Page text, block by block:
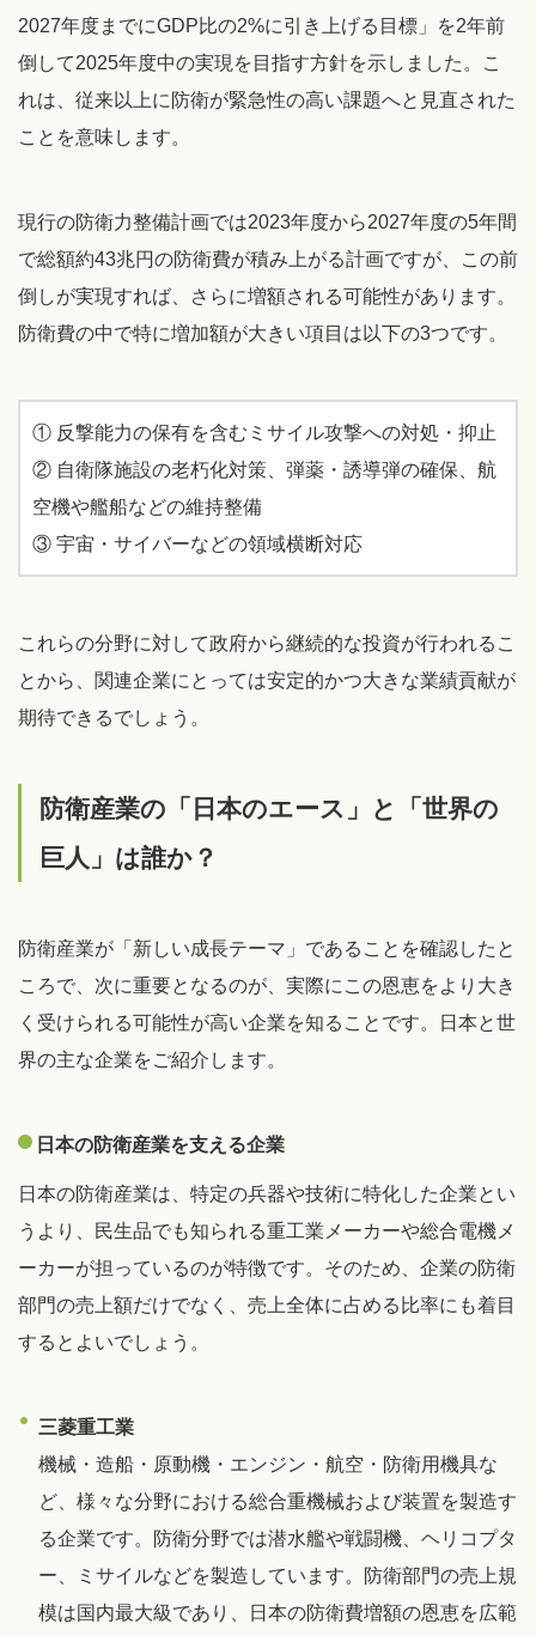
2027年度までにGDP比の2%に引き上げる目標」を2年前
倒して2025年度中の実現を目指す方針を示しました。こ
れは、従来以上に防衛が緊急性の高い課題へと見直された
ことを意味します。
現行の防衛力整備計画では2023年度から2027年度の5年間
で総額約43兆円の防衛費が積み上がる計画ですが、この前
倒しが実現すれば、さらに増額される可能性があります。
防衛費の中で特に増加額が大きい項目は以下の3つです。
① 反撃能力の保有を含むミサイル攻撃への対処・抑止
② 自衛隊施設の老朽化対策、弾薬・誘導弾の確保、航
空機や艦船などの維持整備
③ 宇宙・サイバーなどの領域横断対応
これらの分野に対して政府から継続的な投資が行われるこ
とから、関連企業にとっては安定的かつ大きな業績貢献が
期待できるでしょう。
防衛産業の「日本のエース」と「世界の
巨人」は誰か？
防衛産業が「新しい成長テーマ」であることを確認したと
ころで、次に重要となるのが、実際にこの恩恵をより大き
く受けられる可能性が高い企業を知ることです。日本と世
界の主な企業をご紹介します。
日本の防衛産業を支える企業
日本の防衛産業は、特定の兵器や技術に特化した企業とい
うより、民生品でも知られる重工業メーカーや総合電機メ
ーカーが担っているのが特徴です。そのため、企業の防衛
部門の売上額だけでなく、売上全体に占める比率にも着目
するとよいでしょう。
三菱重工業
機械・造船・原動機・エンジン・航空・防衛用機具な
ど、様々な分野における総合重機械および装置を製造す
る企業です。防衛分野では潜水艦や戦闘機、ヘリコプタ
ー、ミサイルなどを製造しています。防衛部門の売上規
模は国内最大級であり、日本の防衛費増額の恩恵を広範